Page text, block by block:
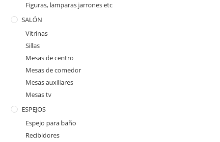
Figuras, lamparas jarrones etc
SALÓN
Vitrinas
Sillas
Mesas de centro
Mesas de comedor
Mesas auxiliares
Mesas tv
ESPEJOS
Espejo para baño
Recibidores